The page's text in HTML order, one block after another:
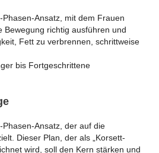
Phasen-Ansatz, mit dem Frauen
Bewegung richtig ausführen und
Fett zu verbrennen, schrittweise
bis Fortgeschrittene
Phasen-Ansatz, der auf die
Dieser Plan, der als „Korsett-
wird, soll den Kern stärken und